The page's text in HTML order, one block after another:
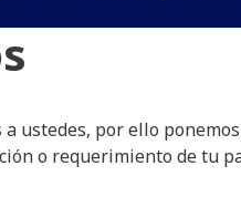
ustedes, por ello
o requerimiento de tu